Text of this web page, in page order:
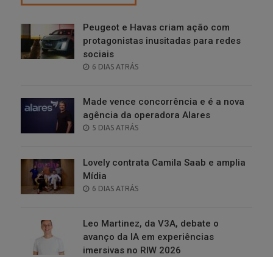
Peugeot e Havas criam ação com
protagonistas inusitadas para redes
sociais
POSTED
6 DIAS ATRÁS
Made vence concorrência e é a nova
agência da operadora Alares
POSTED
5 DIAS ATRÁS
Lovely contrata Camila Saab e amplia
Mídia
POSTED
6 DIAS ATRÁS
Leo Martinez, da V3A, debate o
avanço da IA em experiências
imersivas no RIW 2026